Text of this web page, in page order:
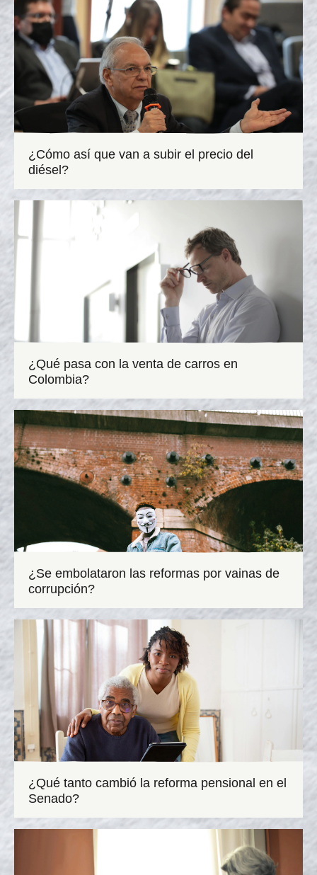
¿Cómo así que van a subir el precio del
diésel?
¿Qué pasa con la venta de carros en
Colombia?
¿Se embolataron las reformas por vainas de
corrupción?
¿Qué tanto cambió la reforma pensional en el
Senado?